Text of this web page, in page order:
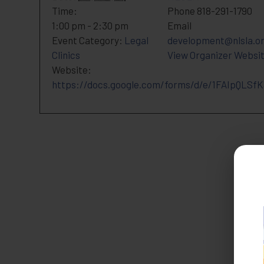
Time:
1:00 pm - 2:30 pm
Event Category: Legal
Clinics
Website:
https://docs.google.com/forms/d/e/
Phone 818-291-1790
Email
View Organizer